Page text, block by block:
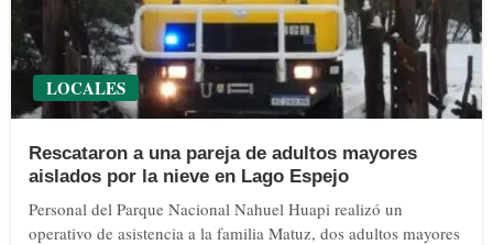
LOCALES
Rescataron a una pareja de adultos mayores
aislados por la nieve en Lago Espejo
Personal del Parque Nacional Nahuel Huapi realizó un
operativo de asistencia a la familia Matuz, dos adultos mayores